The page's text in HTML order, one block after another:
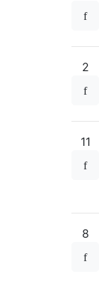
2
11
8